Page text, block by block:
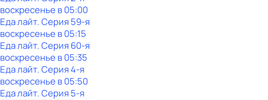
воскресенье в05:00
Еда лайт. Серия 59-я
воскресенье в05:15
Еда лайт. Серия 60-я
воскресенье в05:35
Еда лайт. Серия 4-я
воскресенье в05:50
Еда лайт. Серия 5-я